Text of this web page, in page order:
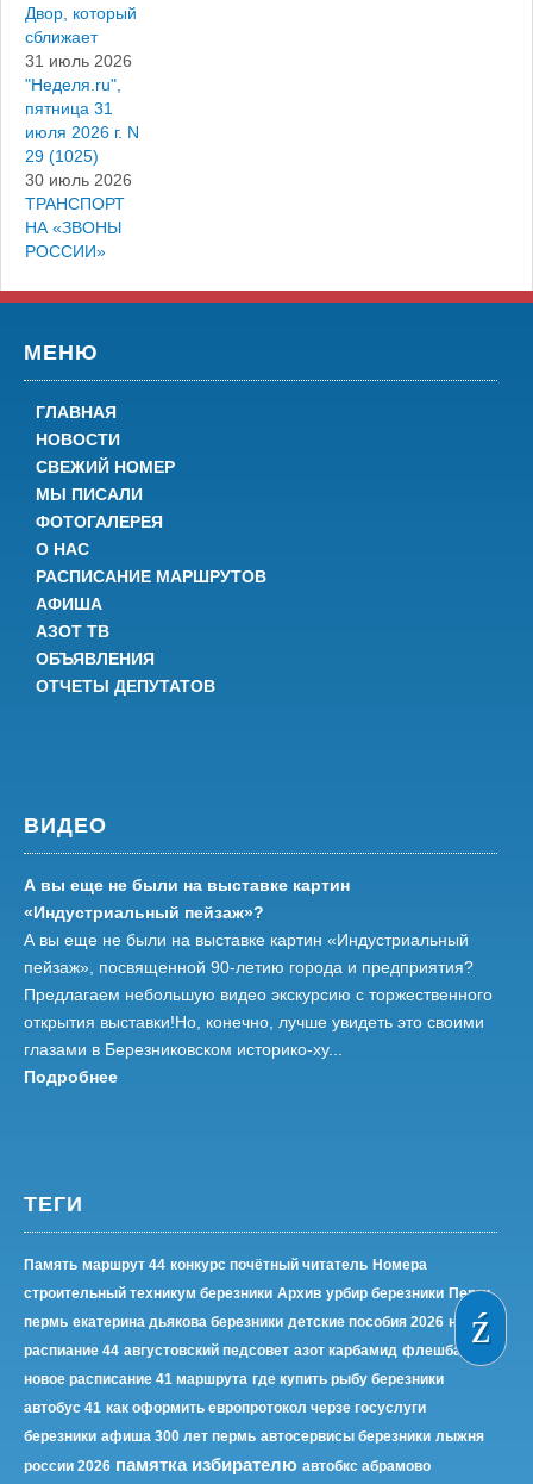
Двор, который
сближает
31 июль 2026
"Неделя.ru",
пятница 31
июля 2026 г. N
29 (1025)
30 июль 2026
ТРАНСПОРТ
НА «ЗВОНЫ
РОССИИ»
МЕНЮ
ГЛАВНАЯ
НОВОСТИ
СВЕЖИЙ НОМЕР
МЫ ПИСАЛИ
ФОТОГАЛЕРЕЯ
О НАС
РАСПИСАНИЕ МАРШРУТОВ
АФИША
АЗОТ ТВ
ОБЪЯВЛЕНИЯ
ОТЧЕТЫ ДЕПУТАТОВ
ВИДЕО
А вы еще не были на выставке картин
«Индустриальный пейзаж»?
А вы еще не были на выставке картин «Индустриальный
пейзаж», посвященной 90-летию города и предприятия?
Предлагаем небольшую видео экскурсию с торжественного
открытия выставки!Но, конечно, лучше увидеть это своими
глазами в Березниковском историко-ху...
Подробнее
ТЕГИ
Память маршрут 44 конкурс почётный читатель Номера
строительный техникум березники Архив урбир березники Пермь
пермь екатерина дьякова березники детские пособия 2026 новое
распиание 44 августовский педсовет азот карбамид флешбаттл
новое расписание 41 маршрута где купить рыбу березники
автобус 41 как оформить европротокол черзе госуслуги
березники афиша 300 лет пермь автосервисы березники лыжня
россии 2026 памятка избирателю автобкс абрамово